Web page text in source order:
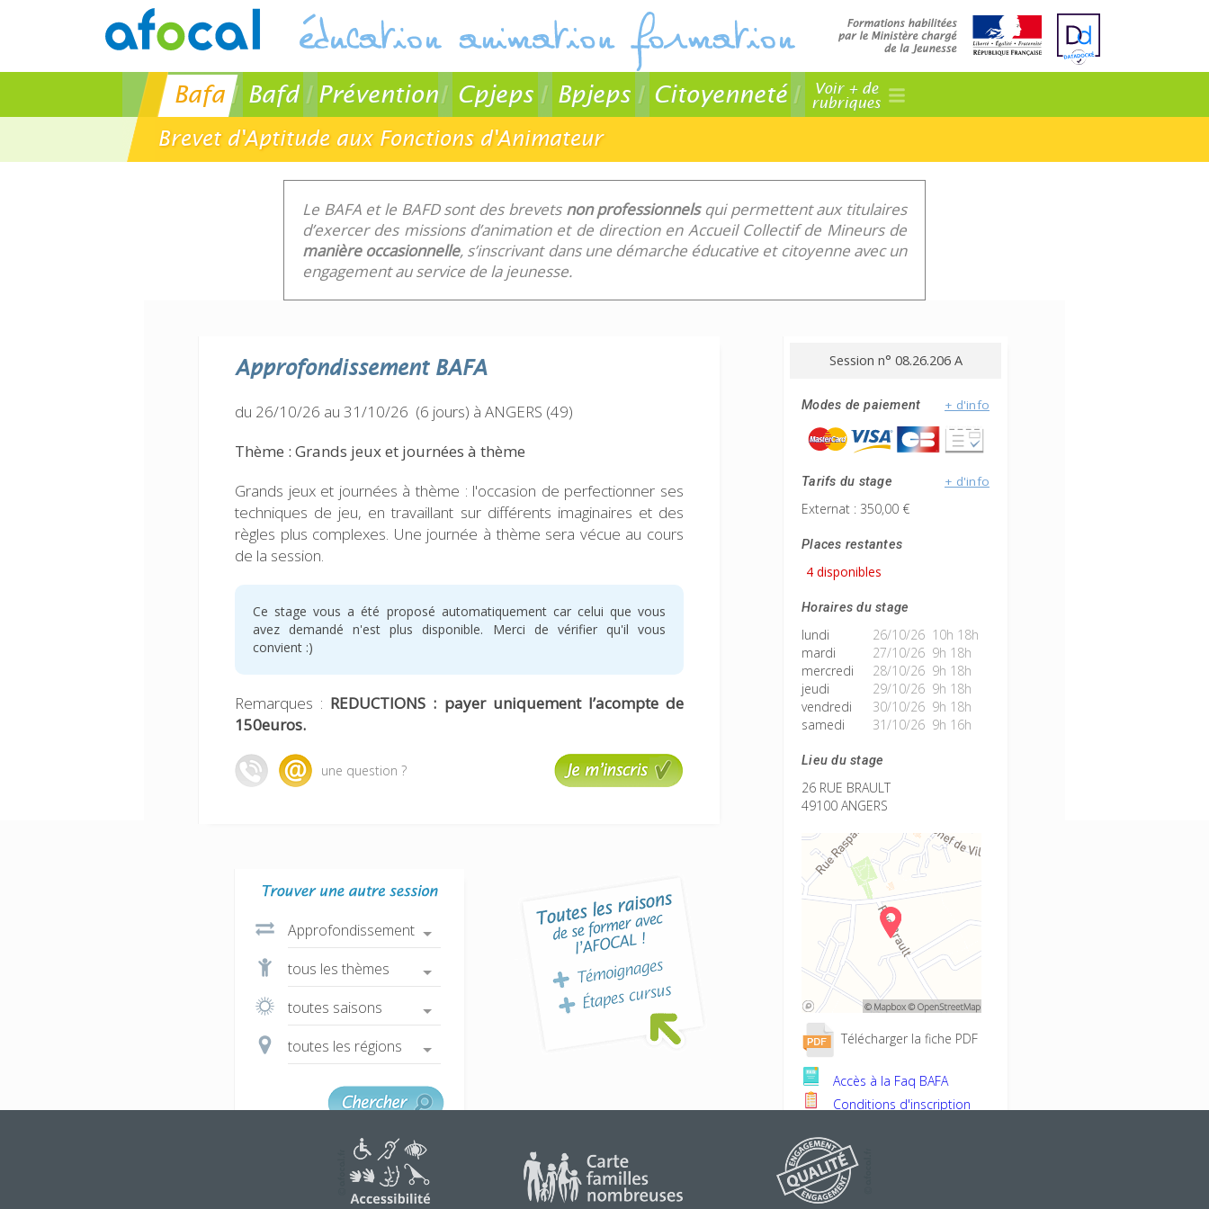
Bafa Bafd Prévention Cpjeps Bpjeps Citoyenneté
Voir + de
rubriques
Brevet d'Aptitude aux Fonctions d'Animateur
Le BAFA et le BAFD sont des brevets non professionnelsqui permettent aux titulaires
d’exercer des missions d’animation et de direction en Accueil Collectif de Mineurs de
manière occasionnelle, s’inscrivant dans une démarche éducative et citoyenne avec un
engagement au service de la jeunesse.
ApprofondissementBAFA
du 26/10/26 au 31/10/26 (6 jours) à ANGERS (49)
Thème : Grands jeux et journées à thème
Grands jeux et journées à thème : l'occasion de perfectionner ses
techniques de jeu, en travaillant sur différents imaginaires et des
règles plus complexes. Une journée à thème sera vécue au cours
de la session.
Ce stage vous a été proposé automatiquement car celui que vous
avez demandé n'est plus disponible. Merci de vérifier qu'il vous
convient :)
Remarques : REDUCTIONS : payer uniquement l’acompte de
150euros.
une question ?
Session n° 08.26.206 A
Modes de paiement + d'info
Tarifs du stage + d'info
Externat : 350,00 €
Places restantes
4 disponibles
Horaires du stage
lundi
26/10/26 10h 18h
mardi
27/10/26 9h 18h
mercredi
28/10/26 9h 18h
jeudi
29/10/26 9h 18h
vendredi
30/10/26 9h 18h
samedi
31/10/26 9h 16h
Lieu du stage
26 RUE BRAULT
49100 ANGERS
Télécharger la fiche PDF
Accès à la Faq BAFA
Conditions d'inscription